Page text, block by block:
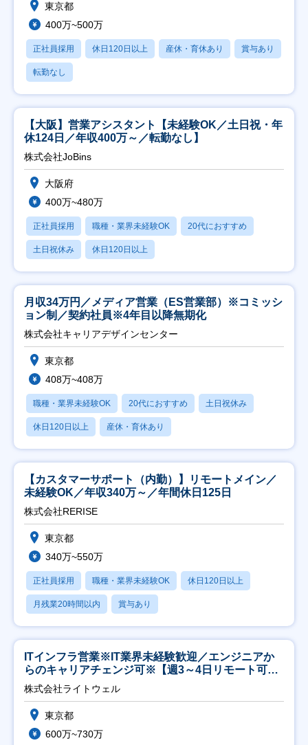
東京都
400万~500万
正社員採用 休日120日以上 産休・育休あり 賞与あり
転勤なし
【大阪】営業アシスタント【未経験OK／土日祝・年
休124日／年収400万～／転勤なし】
株式会社JoBins
大阪府
400万~480万
正社員採用 職種・業界未経験OK 20代におすすめ
土日祝休み 休日120日以上
月収34万円／メディア営業（ES営業部）※コミッシ
ョン制／契約社員※4年目以降無期化
株式会社キャリアデザインセンター
東京都
408万~408万
職種・業界未経験OK 20代におすすめ 土日祝休み
休日120日以上 産休・育休あり
【カスタマーサポート（内勤）】リモートメイン／
未経験OK／年収340万～／年間休日125日
株式会社RERISE
東京都
340万~550万
正社員採用 職種・業界未経験OK 休日120日以上
月残業20時間以内 賞与あり
ITインフラ営業※IT業界未経験歓迎／エンジニアか
らのキャリアチェンジ可※【週3～4日リモート可
能】
株式会社ライトウェル
東京都
600万~730万